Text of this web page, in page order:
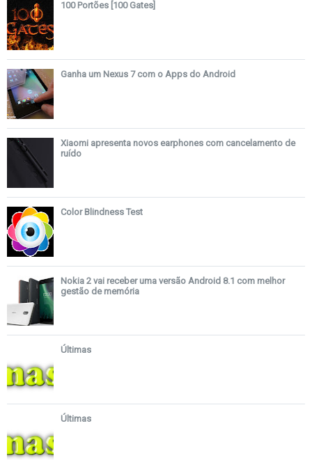
100 Portões [100 Gates]
Ganha um Nexus 7 com o Apps do Android
Xiaomi apresenta novos earphones com cancelamento de
ruído
Color Blindness Test
Nokia 2 vai receber uma versão Android 8.1 com melhor
gestão de memória
Últimas
Últimas